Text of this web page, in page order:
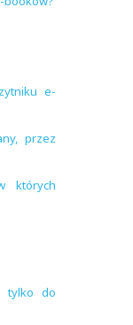
e-
przez
których
tylko do